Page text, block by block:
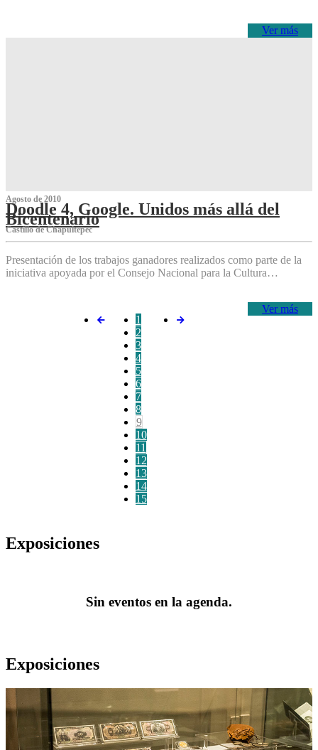
Ver más
Agosto de 2010
Doodle 4, Google. Unidos más allá del
Bicentenario
Castillo de Chapultepec
Presentación de los trabajos ganadores realizados como parte de la
iniciativa apoyada por el Consejo Nacional para la Cultura…
Ver más
1
2
3
4
5
6
7
8
9
10
11
12
13
14
15
Exposiciones
Sin eventos en la agenda.
Exposiciones